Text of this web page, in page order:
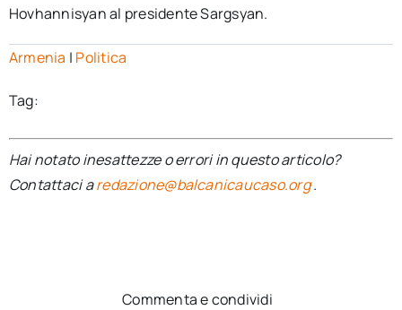
Hovhannisyan al presidente Sargsyan.
Armenia | Politica
Tag:
Hai notato inesattezze o errori in questo articolo?
Contattaci aredazione@balcanicaucaso.org.
Commenta e condividi